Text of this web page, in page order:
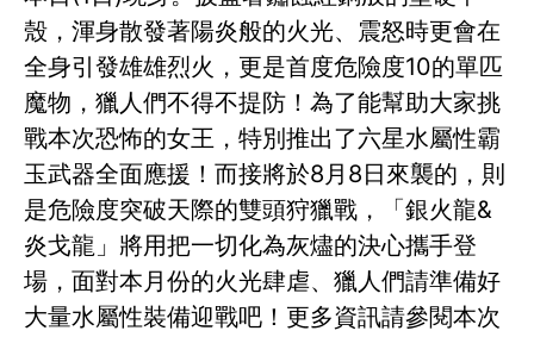
殼，渾身散發著陽炎般的火光、震怒時更會在
全身引發雄雄烈火，更是首度危險度10的單匹
魔物，獵人們不得不提防！為了能幫助大家挑
戰本次恐怖的女王，特別推出了六星水屬性霸
玉武器全面應援！而接將於8月8日來襲的，則
是危險度突破天際的雙頭狩獵戰，「銀火龍&
炎戈龍」將用把一切化為灰燼的決心攜手登
場，面對本月份的火光肆虐、獵人們請準備好
大量水屬性裝備迎戰吧！更多資訊請參閱本次